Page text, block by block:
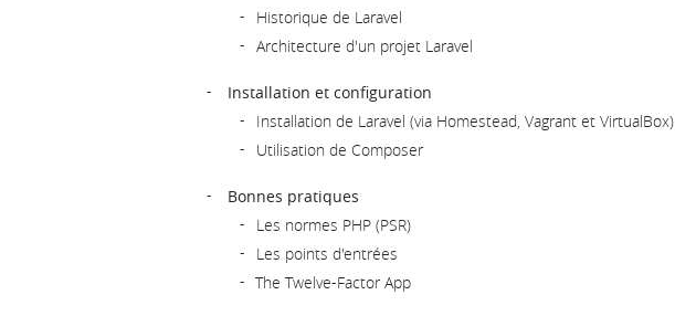
Historique de Laravel
Architecture d'un projet Laravel
Installation et configuration
Installation de Laravel (via Homestead, Vagrant et VirtualBox)
Utilisation de Composer
Bonnes pratiques
Les normes PHP (PSR)
Les points d'entrées
The Twelve-Factor App